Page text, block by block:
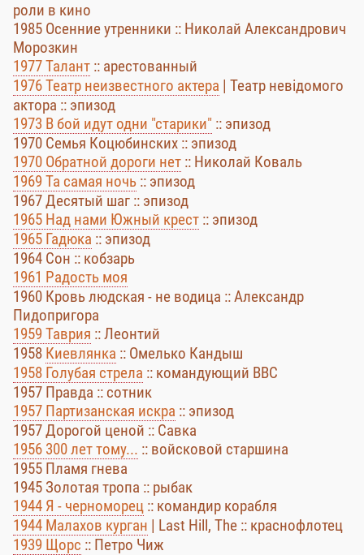
роли в кино
1985 Осенние утренники :: Николай Александрович
Морозкин
1977 Талант :: арестованный
1976 Театр неизвестного актера | Театр невідомого
актора :: эпизод
1973 В бой идут одни "старики" :: эпизод
1970 Семья Коцюбинских :: эпизод
1970 Обратной дороги нет :: Николай Коваль
1969 Та самая ночь :: эпизод
1967 Десятый шаг :: эпизод
1965 Над нами Южный крест :: эпизод
1965 Гадюка :: эпизод
1964 Сон :: кобзарь
1961 Радость моя
1960 Кровь людская - не водица :: Александр
Пидопригора
1959 Таврия :: Леонтий
1958 Киевлянка :: Омелько Кандыш
1958 Голубая стрела :: командующий ВВС
1957 Правда :: сотник
1957 Партизанская искра :: эпизод
1957 Дорогой ценой :: Савка
1956 300 лет тому... :: войсковой старшина
1955 Пламя гнева
1945 Золотая тропа :: рыбак
1944 Я - черноморец :: командир корабля
1944 Малахов курган | Last Hill, The :: краснофлотец
1939 Щорс :: Петро Чиж